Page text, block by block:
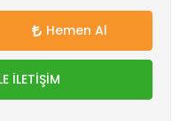
Hemen Al
İLETİŞİM